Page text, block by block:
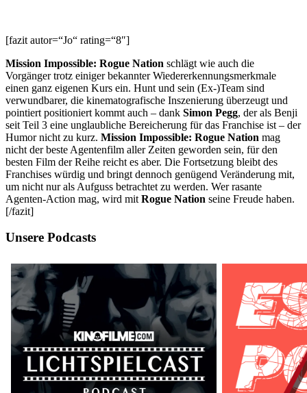
[fazit autor=“Jo“ rating=“8″]
Mission Impossible: Rogue Nation schlägt wie auch die
Vorgänger trotz einiger bekannter Wiedererkennungsmerkmale
einen ganz eigenen Kurs ein. Hunt und sein (Ex-)Team sind
verwundbarer, die kinematografische Inszenierung überzeugt und
pointiert positioniert kommt auch – dank Simon Pegg, der als Benji
seit Teil 3 eine unglaubliche Bereicherung für das Franchise ist – der
Humor nicht zu kurz. Mission Impossible: Rogue Nation mag
nicht der beste Agentenfilm aller Zeiten geworden sein, für den
besten Film der Reihe reicht es aber. Die Fortsetzung bleibt des
Franchises würdig und bringt dennoch genügend Veränderung mit,
um nicht nur als Aufguss betrachtet zu werden. Wer rasante
Agenten-Action mag, wird mit Rogue Nation seine Freude haben.
[/fazit]
Unsere Podcasts